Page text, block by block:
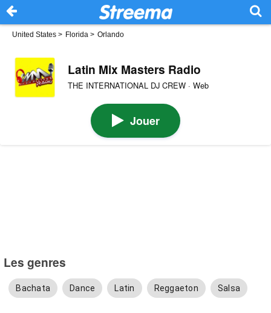
United States > Florida > Orlando
Latin Mix Masters Radio
THE INTERNATIONAL DJ CREW · Web
Jouer
Les genres
Bachata Dance Latin Reggaeton Salsa